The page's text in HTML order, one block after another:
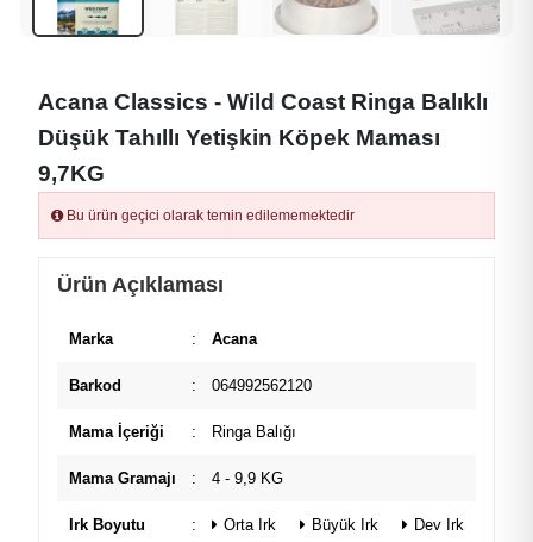
Acana Classics - Wild Coast Ringa Balıklı
Düşük Tahıllı Yetişkin Köpek Maması
9,7KG
Bu ürün geçici olarak temin edilememektedir
Ürün Açıklaması
Marka : Acana
Barkod : 064992562120
Mama İçeriği : Ringa Balığı
Mama Gramajı : 4 - 9,9 KG
Irk Boyutu : Orta Irk Büyük Irk Dev Irk